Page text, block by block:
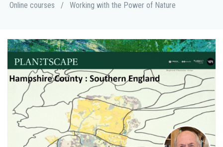
Online courses / Working with the Power of Nature